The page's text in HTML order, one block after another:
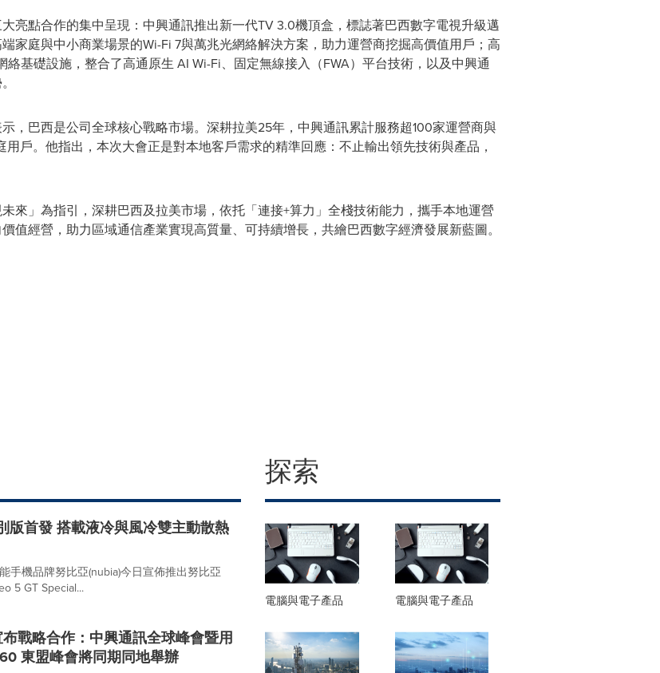
亮點合作的集中呈現：中興通訊推出新一代TV 3.0機頂盒，標誌著巴西數字電視升級邁
家庭與中小商業場景的Wi-Fi 7與萬兆光網絡解決方案，助力運營商挖掘高價值用戶；高
基礎設施，整合了高通原生 AI Wi-Fi、固定無線接入（FWA）平台技術，以及中興通
，巴西是公司全球核心戰略市場。深耕拉美25年，中興通訊累計服務超100家運營商與
戶。他指出，本次大會正是對本地客戶需求的精準回應：不止輸出領先技術與產品，
來」為指引，深耕巴西及拉美市場，依托「連接+算力」全棧技術能力，攜手本地運營
值經營，助力區域通信產業實現高質量、可持續增長，共繪巴西數字經濟發展新藍圖。
版首發 搭載液冷與風冷雙主動散熱
手機品牌努比亞(nubia)今日宣佈推出努比亞
5 GT Special...
戰略合作：中興通訊全球峰會暨用
東盟峰會將同期同地舉辦
探索
電腦與電子產品 電腦與電子產品